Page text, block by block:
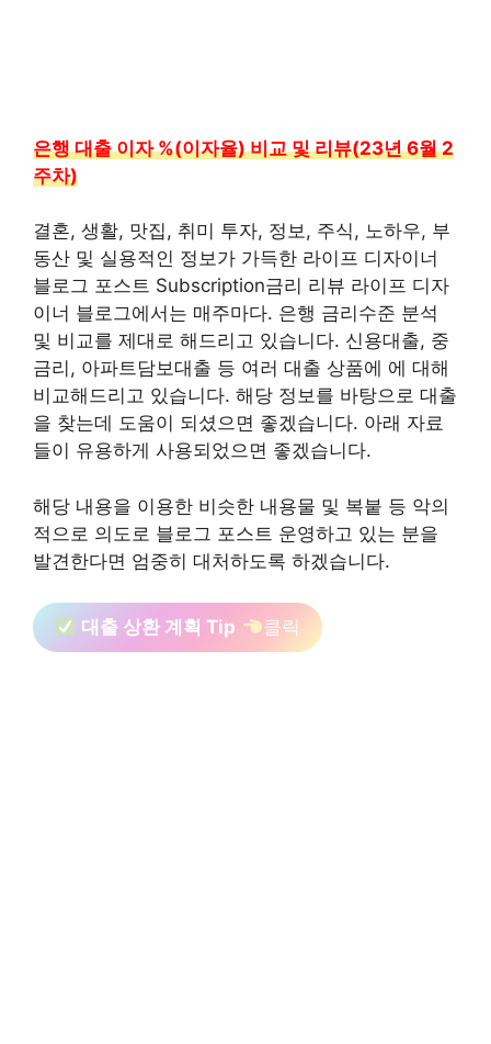
은행 대출 이자 %(이자율) 비교 및 리뷰(23년 6월 2
주차)
결혼, 생활, 맛집, 취미 투자, 정보, 주식, 노하우, 부
동산 및 실용적인 정보가 가득한 라이프 디자이너
블로그 포스트 Subscription금리 리뷰 라이프 디자
이너 블로그에서는 매주마다. 은행 금리수준 분석
및 비교를 제대로 해드리고 있습니다. 신용대출, 중
금리, 아파트담보대출 등 여러 대출 상품에 에 대해
비교해드리고 있습니다. 해당 정보를 바탕으로 대출
을 찾는데 도움이 되셨으면 좋겠습니다. 아래 자료
들이 유용하게 사용되었으면 좋겠습니다.
해당 내용을 이용한 비슷한 내용물 및 복붙 등 악의
적으로 의도로 블로그 포스트 운영하고 있는 분을
발견한다면 엄중히 대처하도록 하겠습니다.
대출 상환 계획 Tip 클릭